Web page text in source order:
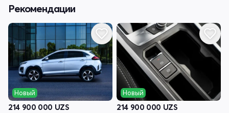
Рекомендации
Новый
214 900 000 UZS
Новый
214 900 000 UZS